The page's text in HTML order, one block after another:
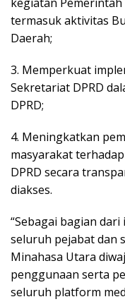
termasuk aktivitas
Daerah;
3. Memperkuat
Sekretariat DPRD
DPRD;
4. Meningkatkan
masyarakat
DPRD secara
diakses.
“Sebagai bagian
seluruh pejabat dan
Minahasa Utara
penggunaan serta
seluruh platform